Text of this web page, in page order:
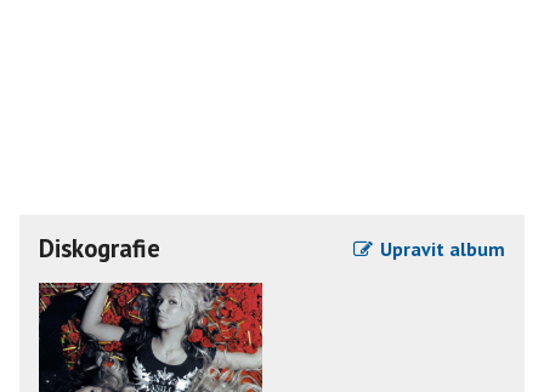
Diskografie Upravit album